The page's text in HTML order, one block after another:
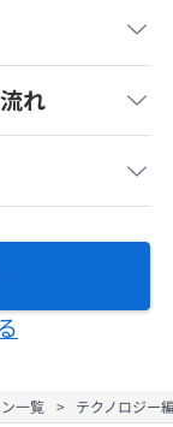
れ
一覧 テクノロジー